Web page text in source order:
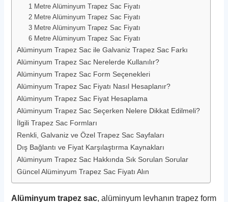
1 Metre Alüminyum Trapez Sac Fiyatı
2 Metre Alüminyum Trapez Sac Fiyatı
3 Metre Alüminyum Trapez Sac Fiyatı
6 Metre Alüminyum Trapez Sac Fiyatı
Alüminyum Trapez Sac ile Galvaniz Trapez Sac Farkı
Alüminyum Trapez Sac Nerelerde Kullanılır?
Alüminyum Trapez Sac Form Seçenekleri
Alüminyum Trapez Sac Fiyatı Nasıl Hesaplanır?
Alüminyum Trapez Sac Fiyat Hesaplama
Alüminyum Trapez Sac Seçerken Nelere Dikkat Edilmeli?
İlgili Trapez Sac Formları
Renkli, Galvaniz ve Özel Trapez Sac Sayfaları
Dış Bağlantı ve Fiyat Karşılaştırma Kaynakları
Alüminyum Trapez Sac Hakkında Sık Sorulan Sorular
Güncel Alüminyum Trapez Sac Fiyatı Alın
Alüminyum trapez sac, alüminyum levhanın trapez form